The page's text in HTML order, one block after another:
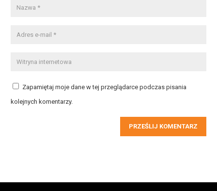
Zapamiętaj moje dane w tej przeglądarce podczas pisania
kolejnych komentarzy.
PRZEŚLIJ KOMENTARZ